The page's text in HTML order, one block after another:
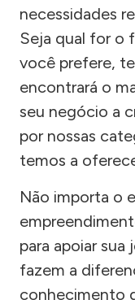
necessidades
Seja qual for o
você prefere,
encontrará o
seu negócio a
por nossas
temos a
Não importa o
para apoiar
fazem a
conhecimento